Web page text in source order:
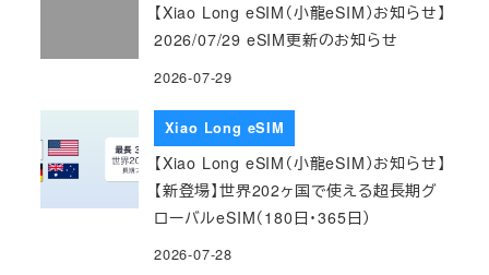
【Xiao Long eSIM（小龍eSIM）お知らせ】
2026/07/29 eSIM更新のお知らせ
2026-07-29
Xiao Long eSIM
【Xiao Long eSIM（小龍eSIM）お知らせ】
【新登場】世界202ヶ国で使える超長期グ
ローバルeSIM（180日・365日）
2026-07-28